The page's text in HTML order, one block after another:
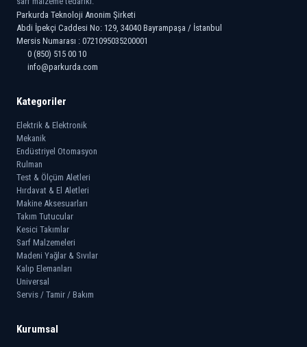
Parkurda Teknoloji Anonim Şirketi
Abdi İpekçi Caddesi No: 129, 34040 Bayrampaşa / İstanbul
Mersis Numarası : 0721095035200001
0 (850) 515 00 10
info@parkurda.com
Kategoriler
Elektrik & Elektronik
Mekanik
Endüstriyel Otomasyon
Rulman
Test & Ölçüm Aletleri
Hırdavat & El Aletleri
Makine Aksesuarları
Takım Tutucular
Kesici Takımlar
Sarf Malzemeleri
Madeni Yağlar & Sıvılar
Kalıp Elemanları
Universal
Servis / Tamir / Bakım
Kurumsal